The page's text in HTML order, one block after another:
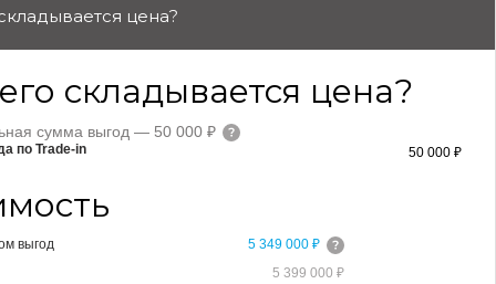
цена?
складывается цена?
сумма выгод — 50 000 ₽
по Trade-in 50 000 ₽
выгод
5 349 000 ₽
5 399 000 ₽